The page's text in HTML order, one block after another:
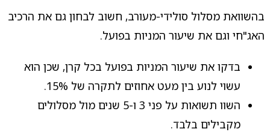
בהשוואת מסלול סולידי-מעורב, חשוב לבחון גם את הרכיב
האג"חי וגם את שיעור המניות בפועל.
בדקו את שיעור המניות בפועל בכל קרן, שכן הוא
עשוי לנוע בין מעט אחוזים לתקרה של 15%.
השוו תשואות על פני 3 ו-5 שנים מול מסלולים
מקבילים בלבד.